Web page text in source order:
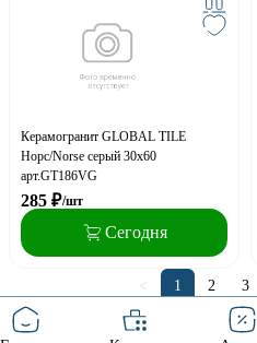
Керамогранит GLOBAL TILE
Норс/Norse серый 30х60
арт.GT186VG
285 ₽/шт
Сегодня
< 1 2 3